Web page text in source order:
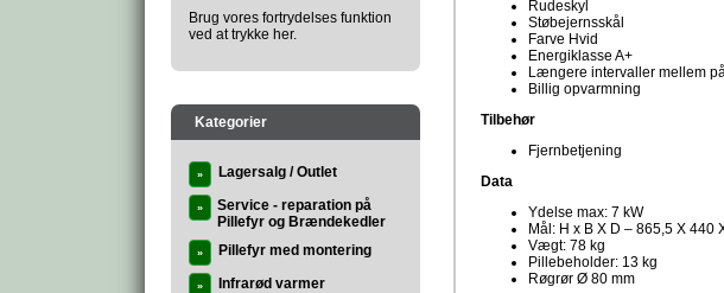
Brug vores fortrydelses funktion
ved at trykke her.
Kategorier
» Lagersalg / Outlet
»
Service - reparation på
Pillefyr og Brændekedler
» Pillefyr med montering
» Infrarød varmer
Rudeskyl
Støbejernsskål
Farve Hvid
Energiklasse A+
Længere intervaller mellem
Billig opvarmning
Tilbehør
Fjernbetjening
Data
Ydelse max: 7 kW
Mål: H x B X D – 865,5 X 440
Vægt: 78 kg
Pillebeholder: 13 kg
Røgrør Ø 80 mm